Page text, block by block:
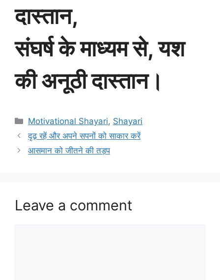
दास्तान,
संघर्ष के माध्यम से, यश
की अनूठी दास्तान।
Categories
Motivational Shayari, Shayari
दृढ़ रहें और अपने सपनों को साकार करें
आसमान को जीतने की तड़प
Leave a comment